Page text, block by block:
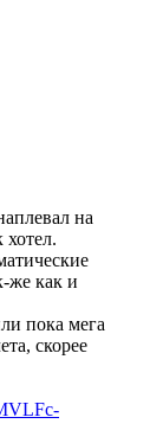
на
хотел.
же как и
пока мега
скорее